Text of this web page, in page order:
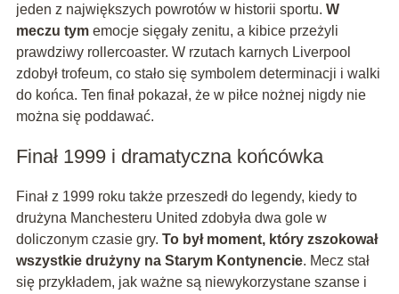
jeden z największych powrotów w historii sportu. W
meczu tymemocje sięgały zenitu, a kibice przeżyli
prawdziwy rollercoaster. W rzutach karnych Liverpool
zdobył trofeum, co stało się symbolem determinacji i walki
do końca. Ten finał pokazał, że w piłce nożnej nigdy nie
można się poddawać.
Finał 1999 i dramatyczna końcówka
Finał z 1999 roku także przeszedł do legendy, kiedy to
drużyna Manchesteru United zdobyła dwa gole w
doliczonym czasie gry. To był moment, który zszokował
wszystkie drużyny na Starym Kontynencie. Mecz stał
się przykładem, jak ważne są niewykorzystane szanse i